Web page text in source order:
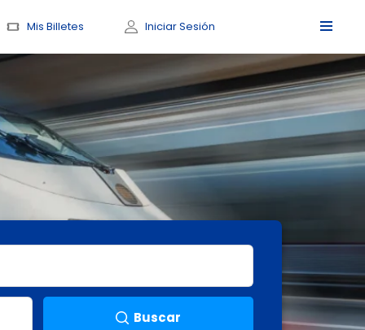
Mis Billetes Iniciar Sesión
Buscar